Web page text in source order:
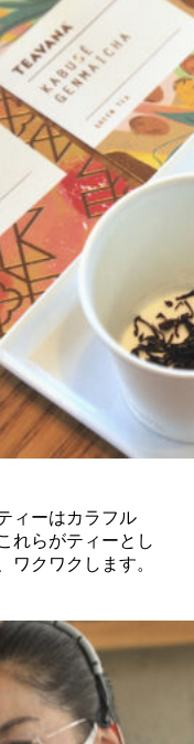
ィーはカラフル
れらがティーとし
ワクワクします。